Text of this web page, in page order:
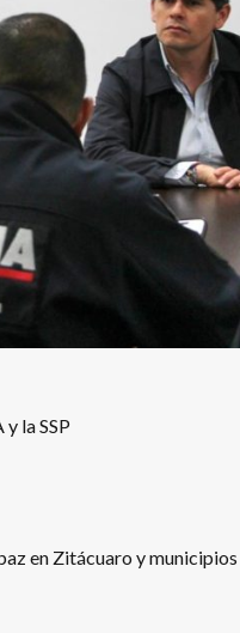
la SSP
en Zitácuaro y municipios